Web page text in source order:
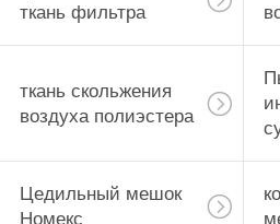
ткань фильтра
ткань скольжения
воздуха полиэстера
Цедильный мешок
Номекс